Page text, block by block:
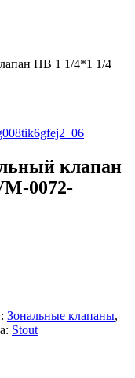
НВ 1 1/4*1 1/4
клапан
0072-
Зональные клапаны,
Stout